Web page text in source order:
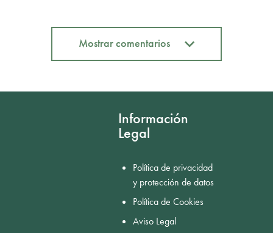
Mostrar comentarios
Información
Legal
Política de privacidad
y protección de datos
Política de Cookies
Aviso Legal